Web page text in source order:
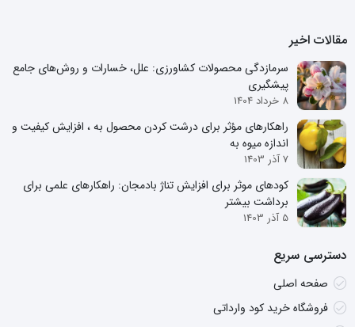
مقالات اخیر
سرمازدگی محصولات کشاورزی: علل، خسارات و روش‌های جامع
پیشگیری
8 خرداد 1404
راهکارهای مؤثر برای درشت کردن محصول به ، افزایش کیفیت و
اندازه میوه به
7 آذر 1403
کودهای موثر برای افزایش تناژ بادمجان: راهکارهای علمی برای
برداشت بیشتر
5 آذر 1403
دسترسی سریع
صفحه اصلی
فروشگاه خرید کود وارداتی